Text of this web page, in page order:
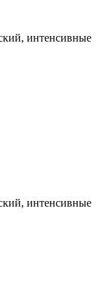
интенсивные
интенсивные